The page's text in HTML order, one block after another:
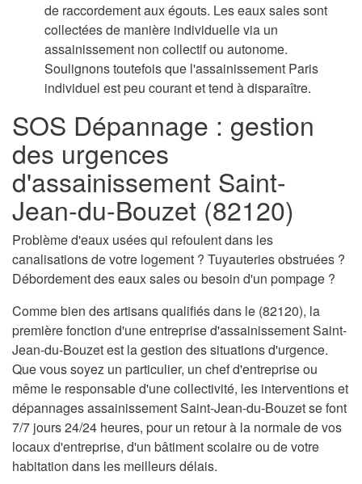
de raccordement aux égouts. Les eaux sales sont
collectées de manière individuelle via un
assainissement non collectif ou autonome.
Soulignons toutefois que l'assainissement Paris
individuel est peu courant et tend à disparaître.
SOS Dépannage : gestion
des urgences
d'assainissement Saint-
Jean-du-Bouzet (82120)
Problème d'eaux usées qui refoulent dans les
canalisations de votre logement ? Tuyauteries obstruées ?
Débordement des eaux sales ou besoin d'un pompage ?
Comme bien des artisans qualifiés dans le (82120), la
première fonction d'une entreprise d'assainissement Saint-
Jean-du-Bouzet est la gestion des situations d'urgence.
Que vous soyez un particulier, un chef d'entreprise ou
même le responsable d'une collectivité, les interventions et
dépannages assainissement Saint-Jean-du-Bouzet se font
7/7 jours 24/24 heures, pour un retour à la normale de vos
locaux d'entreprise, d'un bâtiment scolaire ou de votre
habitation dans les meilleurs délais.